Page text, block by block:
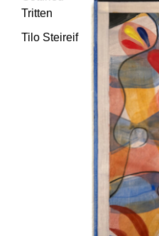
Tritten
Tilo Steireif